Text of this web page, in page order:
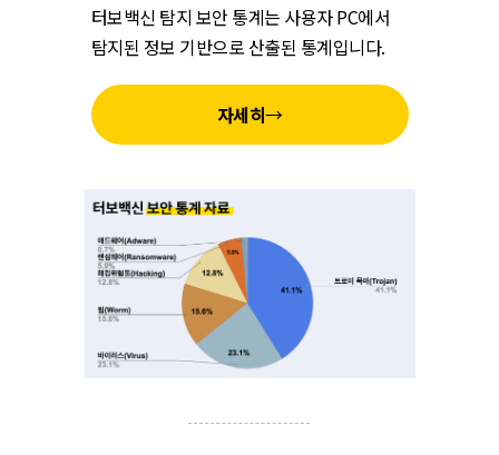
터보백신 탐지 보안 통계는 사용자 PC에서
탐지된 정보 기반으로 산출된 통계입니다.
자세히→